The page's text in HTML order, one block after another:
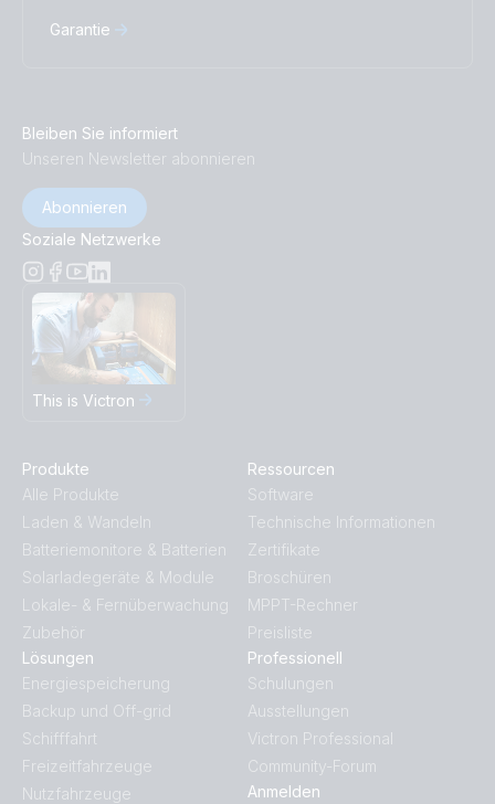
Garantie
Bleiben Sie informiert
Unseren Newsletter abonnieren
Abonnieren
Soziale Netzwerke
This is Victron
Produkte
Alle Produkte
Laden & Wandeln
Batteriemonitore & Batterien
Solarladegeräte & Module
Lokale- & Fernüberwachung
Zubehör
Lösungen
Energiespeicherung
Backup und Off-grid
Schifffahrt
Freizeitfahrzeuge
Nutzfahrzeuge
Ressourcen
Software
Technische Informationen
Zertifikate
Broschüren
MPPT-Rechner
Preisliste
Professionell
Schulungen
Ausstellungen
Victron Professional
Community-Forum
Anmelden